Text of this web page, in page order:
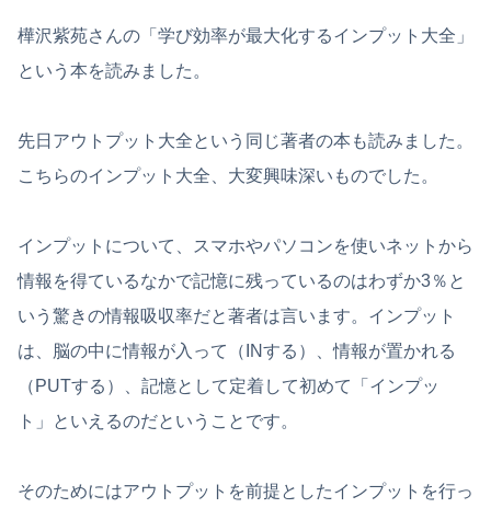
樺沢紫苑さんの「学び効率が最大化するインプット大全」
という本を読みました。
先日アウトプット大全という同じ著者の本も読みました。
こちらのインプット大全、大変興味深いものでした。
インプットについて、スマホやパソコンを使いネットから
情報を得ているなかで記憶に残っているのはわずか3％と
いう驚きの情報吸収率だと著者は言います。インプット
は、脳の中に情報が入って（INする）、情報が置かれる
（PUTする）、記憶として定着して初めて「インプッ
ト」といえるのだということです。
そのためにはアウトプットを前提としたインプットを行っ